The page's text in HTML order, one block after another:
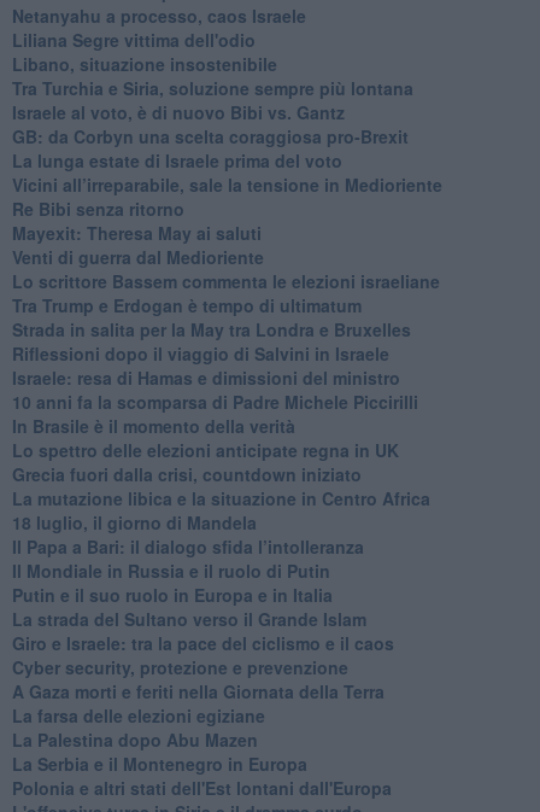
Netanyahu a processo, caos Israele
Liliana Segre vittima dell'odio
Libano, situazione insostenibile
Tra Turchia e Siria, soluzione sempre più lontana
Israele al voto, è di nuovo Bibi vs. Gantz
GB: da Corbyn una scelta coraggiosa pro-Brexit
La lunga estate di Israele prima del voto
Vicini all’irreparabile, sale la tensione in Medioriente
Re Bibi senza ritorno
Mayexit: Theresa May ai saluti
Venti di guerra dal Medioriente
Lo scrittore Bassem commenta le elezioni israeliane
Tra Trump e Erdogan è tempo di ultimatum
Strada in salita per la May tra Londra e Bruxelles
Riflessioni dopo il viaggio di Salvini in Israele
Israele: resa di Hamas e dimissioni del ministro
10 anni fa la scomparsa di Padre Michele Piccirilli
In Brasile è il momento della verità
Lo spettro delle elezioni anticipate regna in UK
Grecia fuori dalla crisi, countdown iniziato
La mutazione libica e la situazione in Centro Africa
18 luglio, il giorno di Mandela
Il Papa a Bari: il dialogo sfida l’intolleranza
Il Mondiale in Russia e il ruolo di Putin
Putin e il suo ruolo in Europa e in Italia
La strada del Sultano verso il Grande Islam
Giro e Israele: tra la pace del ciclismo e il caos
Cyber security, protezione e prevenzione
A Gaza morti e feriti nella Giornata della Terra
La farsa delle elezioni egiziane
La Palestina dopo Abu Mazen
La Serbia e il Montenegro in Europa
Polonia e altri stati dell'Est lontani dall'Europa